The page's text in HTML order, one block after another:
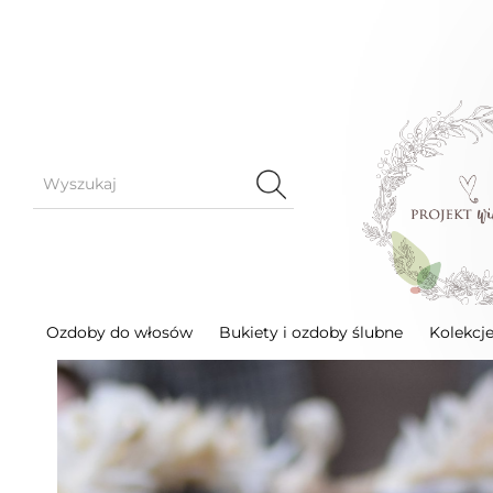
Ozdoby do włosów Bukiety i ozdoby ślubne
Zimowa kolekcja Ślubny